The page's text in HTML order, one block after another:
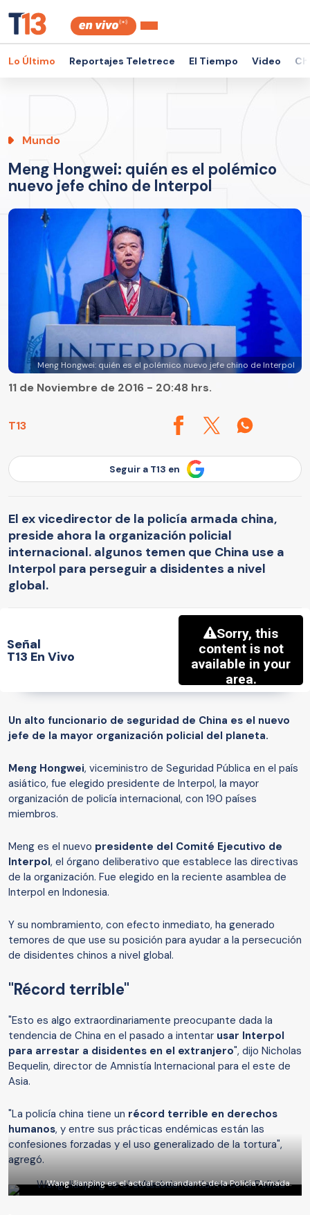
Lo Último Reportajes Teletrece El Tiempo Video
Mundo
Meng Hongwei: quién es el polémico
nuevo jefe chino de Interpol
Meng Hongwei: quién es el polémico nuevo jefe chino de Interpol
T13
11 de Noviembre de 2016 - 20:48 hrs.
Seguir a T13 en
El ex vicedirector de la policía armada china,
preside ahora la organización policial
internacional. algunos temen que China use a
Interpol para perseguir a disidentes a nivel
global.
Señal
T13 En Vivo
Un alto funcionario de seguridad de China es el nuevo
jefe de la mayor organización policial del planeta.
Meng Hongwei, viceministro de Seguridad Pública en el país
asiático, fue elegido presidente de Interpol, la mayor
organización de policía internacional, con 190 países
miembros.
Meng es el nuevo presidente del Comité Ejecutivo de
Interpol, el órgano deliberativo que establece las directivas
de la organización. Fue elegido en la reciente asamblea de
Interpol en Indonesia.
Y su nombramiento, con efecto inmediato, ha generado
temores de que use su posición para ayudar a la persecución
de disidentes chinos a nivel global.
"Récord terrible"
"Esto es algo extraordinariamente preocupante dada la
tendencia de China en el pasado a intentar usar Interpol
para arrestar a disidentes en el extranjero", dijo Nicholas
Bequelin, director de Amnistía Internacional para el este de
Asia.
"La policía china tiene un récord terrible en derechos
humanos, y entre sus prácticas endémicas están las
confesiones forzadas y el uso generalizado de la tortura",
agregó.
Wang Jianping es el actual comandante de la Policía Armada.